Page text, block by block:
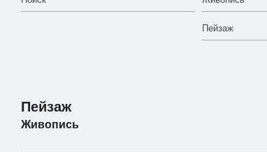
Пейзаж
Живопись